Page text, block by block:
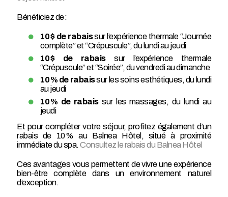
Bénéficiez de :
10 $ de rabaissur l’expérience thermale “Journée
complète” et “Crépuscule”, du lundi au jeudi
10 $ de rabaissur l’expérience thermale
“Crépuscule” et “Soirée”, du vendredi au dimanche
10 % de rabaissur les soins esthétiques, du lundi
au jeudi
10 % de rabaissur les massages, du lundi au
jeudi
Et pour compléter votre séjour, profitez également d’un
rabais de 10 % au Balnea Hôtel, situé à proximité
immédiate du spa. Consultez le rabais du Balnea Hôtel
Ces avantages vous permettent de vivre une expérience
bien-être complète dans un environnement naturel
d’exception.